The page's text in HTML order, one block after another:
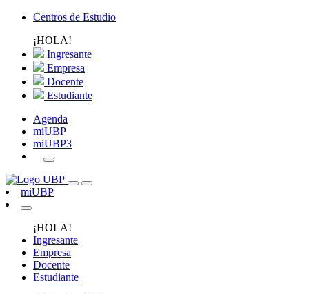
Centros de Estudio
¡HOLA!
Ingresante
Empresa
Docente
Estudiante
Agenda
miUBP
miUBP3
miUBP
¡HOLA!
Ingresante
Empresa
Docente
Estudiante